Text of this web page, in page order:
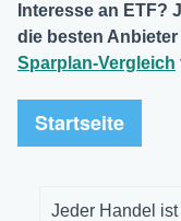
Interesse an ETF?
die besten Anbieter
Sparplan-Vergleich
Startseite
Jeder Handel